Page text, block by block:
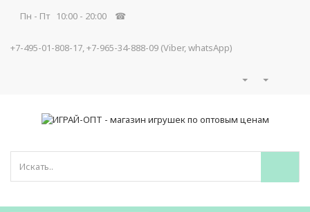
Пн - Пт 10:00 - 20:00 ☎
+7-495-01-808-17, +7-965-34-888-09 (Viber, whatsApp)